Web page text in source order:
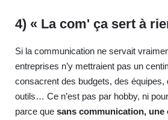
4) « La com' ça sert à
Si la communication ne servait
entreprises n’y mettraient pas un
consacrent des budgets, des équipes,
outils… Ce n’est pas par hobby, ni
parce que sans communication, une